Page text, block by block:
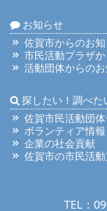
お知らせ
佐賀市からのお
市民活動プラザ
活動団体からの
探したい！調べた
佐賀市民活動団
ボランティア情報
企業の社会貢献
佐賀市の市民活
TEL：